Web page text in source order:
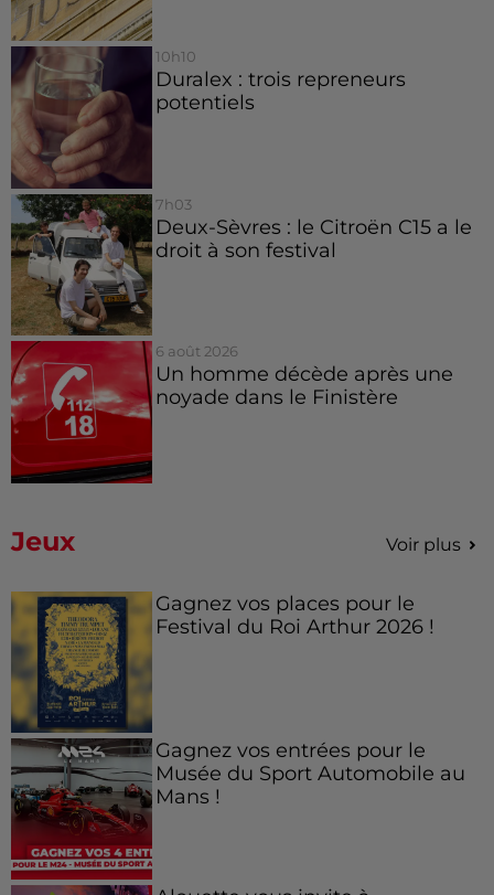
10h10
Duralex : trois repreneurs
potentiels
7h03
Deux-Sèvres : le Citroën C15 a le
droit à son festival
6 août 2026
Un homme décède après une
noyade dans le Finistère
Jeux Voir plus
Gagnez vos places pour le
Festival du Roi Arthur 2026 !
Gagnez vos entrées pour le
Musée du Sport Automobile au
Mans !